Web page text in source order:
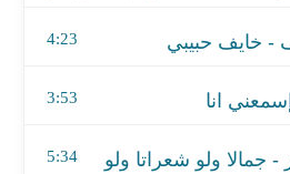
4:23
3:53
5:34